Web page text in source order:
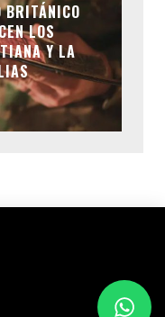
BRITÁNICO
LOS
Y LA